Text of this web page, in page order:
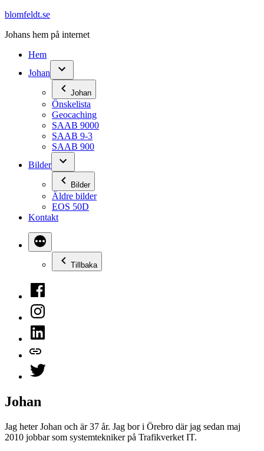
Hoppa
innehåll
blomfeldt.se
Johans hem på internet
Hem
Johan
Johan
Önskelista
Geocaching
SAAB 9000
SAAB 9-3
SAAB 900
Bilder
Bilder
Äldre bilder
EOS 50D
Kontakt
Tillbaka
Facebook
Instagram
LinkedIn
Mastodon
Twitter
Johan
Jag heter Johan och är 37 år. Jag bor i Örebro där jag sedan maj
2010 jobbar som systemtekniker på Trafikverket IT.